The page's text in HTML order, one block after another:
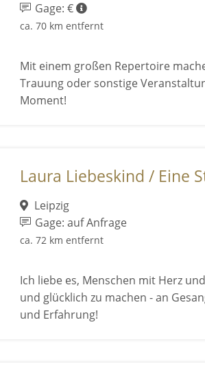
Gage: €
ca. 70 km entfernt
Mit einem großen Repertoire
Trauung oder sonstige
Moment!
Laura Liebeskind / Eine
Leipzig
Gage: auf Anfrage
ca. 72 km entfernt
Ich liebe es, Menschen mit Herz
und glücklich zu machen - an
und Erfahrung!